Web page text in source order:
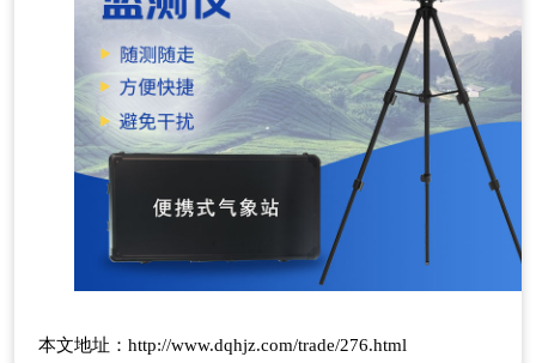
本文地址： http://www.dqhjz.com/trade/276.html